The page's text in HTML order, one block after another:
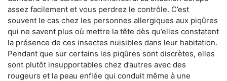
assez facilement et vous perdrez le contrôle. C’est
souvent le cas chez les personnes allergiques aux piqûres
qui ne savent plus où mettre la tête dès qu’elles constatent
la présence de ces insectes nuisibles dans leur habitation.
Pendant que sur certains les piqûres sont discrètes, elles
sont plutôt insupportables chez d’autres avec des
rougeurs et la peau enflée qui conduit même à une